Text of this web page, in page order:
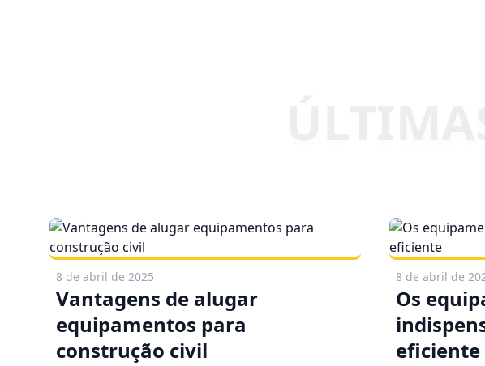
8 de abril de 2025
Vantagens de alugar
equipamentos para
construção civil
8 de abril de
Os
eficiente